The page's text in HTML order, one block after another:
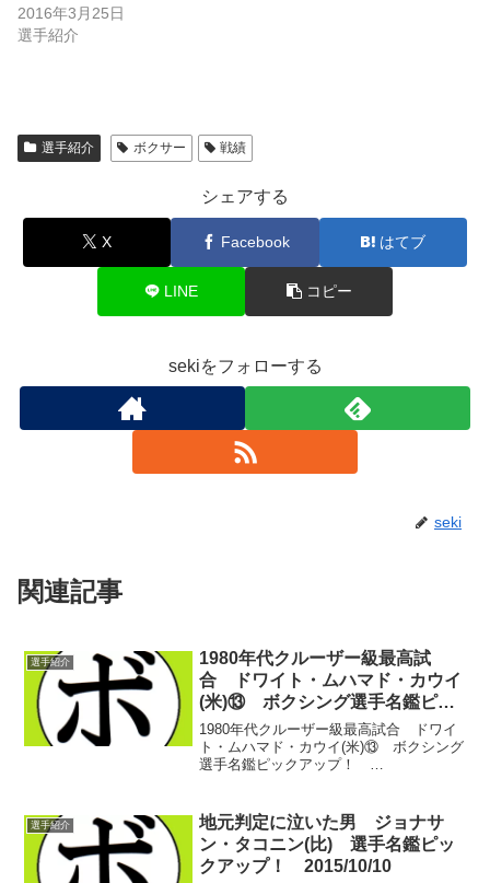
2016年3月25日
選手紹介
選手紹介 ボクサー 戦績
シェアする
X Facebook はてブ
LINE コピー
sekiをフォローする
seki
関連記事
選手紹介
1980年代クルーザー級最高試
合 ドワイト・ムハマド・カウイ
(米)⑬ ボクシング選手名鑑ピッ
クアップ！ 2016/08/09
1980年代クルーザー級最高試合 ドワイ
ト・ムハマド・カウイ(米)⑬ ボクシング
選手名鑑ピックアップ！
ーザー級王座の防衛戦でレオン・スピン
クス...
選手紹介
地元判定に泣いた男 ジョナサ
ン・タコニン(比) 選手名鑑ピッ
クアップ！ 2015/10/10